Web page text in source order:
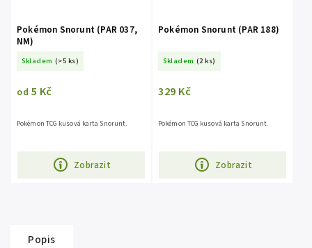
Pokémon Snorunt (PAR 037,
NM)
Skladem (>5 ks)
od 5 Kč
Zobrazit
Pokémon TCG kusová karta Snorunt.
Pokémon Snorunt (PAR 188)
Skladem (2 ks)
329 Kč
Zobrazit
Pokémon TCG kusová karta Snorunt.
Popis